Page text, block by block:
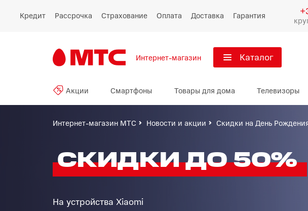
Кредит Рассрочка Страхование Оплата Доставка Гарантия
Интернет-магазин Каталог
Акции
Смартфоны
Смартфоны
Xiaomi 15
Xiaomi 14
Восстановленные
Товары для дома
Акции Смартфоны Товары для дома Телевизоры
Интернет-магазин МТС Новости и акции Скидки на День
СКИДКИ ДО 50%
На устройства Xiaomi